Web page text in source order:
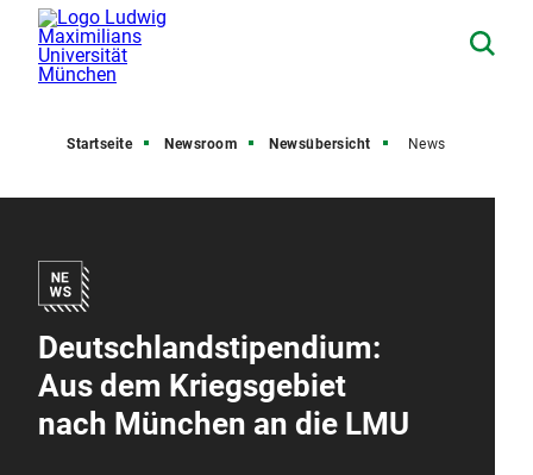
Startseite Newsroom Newsübersicht News
Deutschlandstipendium:
Aus dem Kriegsgebiet
nach München an die LMU